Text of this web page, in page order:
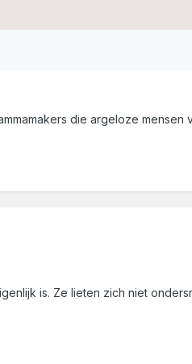
die argeloze mensen
is. Ze lieten zich niet